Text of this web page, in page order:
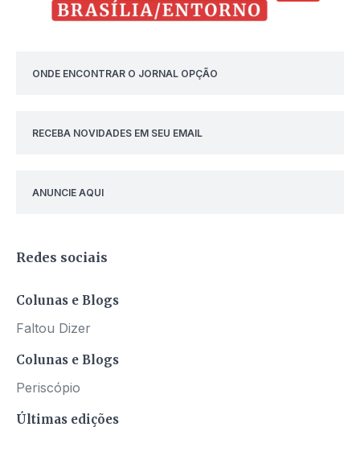
ONDE ENCONTRAR O JORNAL OPÇÃO
RECEBA NOVIDADES EM SEU EMAIL
ANUNCIE AQUI
Redes sociais
Colunas e Blogs
Faltou Dizer
Colunas e Blogs
Periscópio
Últimas edições